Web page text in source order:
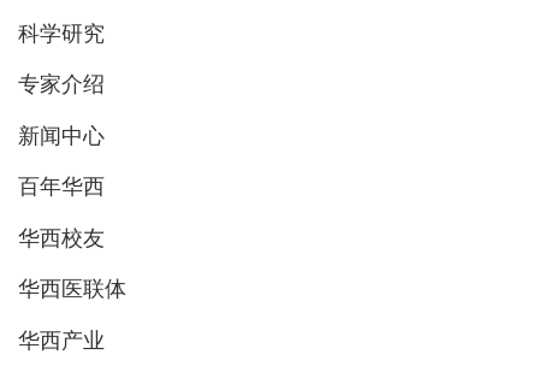
科学研究
专家介绍
新闻中心
百年华西
华西校友
华西医联体
华西产业